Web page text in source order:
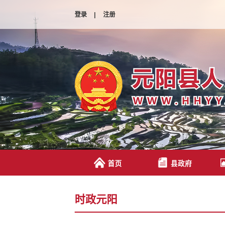
登录 | 注册
首页 县政府
时政元阳